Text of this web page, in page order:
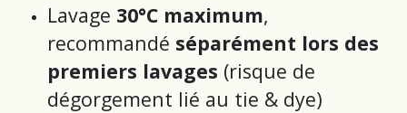
Lavage 30°C maximum,
recommandé séparément lors des
premiers lavages (risque de
dégorgement lié au tie & dye)